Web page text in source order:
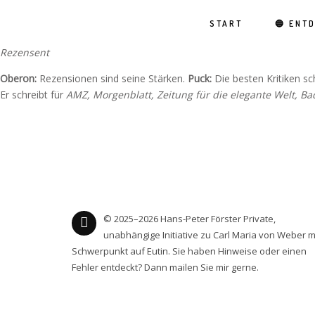
START 🔵
Rezensent
Oberon: Rezensionen sind seine Stärken. Puck: Die besten Kritiken
Er schreibt für AMZ, Morgenblatt, Zeitung für die elegante Welt,
© 2025–2026 Hans-Peter Förster Private,
unabhängige Initiative zu Carl Maria von Weber
Schwerpunkt auf Eutin. Sie haben Hinweise oder einen
Fehler entdeckt? Dann mailen Sie mir gerne.